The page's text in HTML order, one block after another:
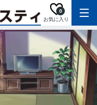
お気に入り
0